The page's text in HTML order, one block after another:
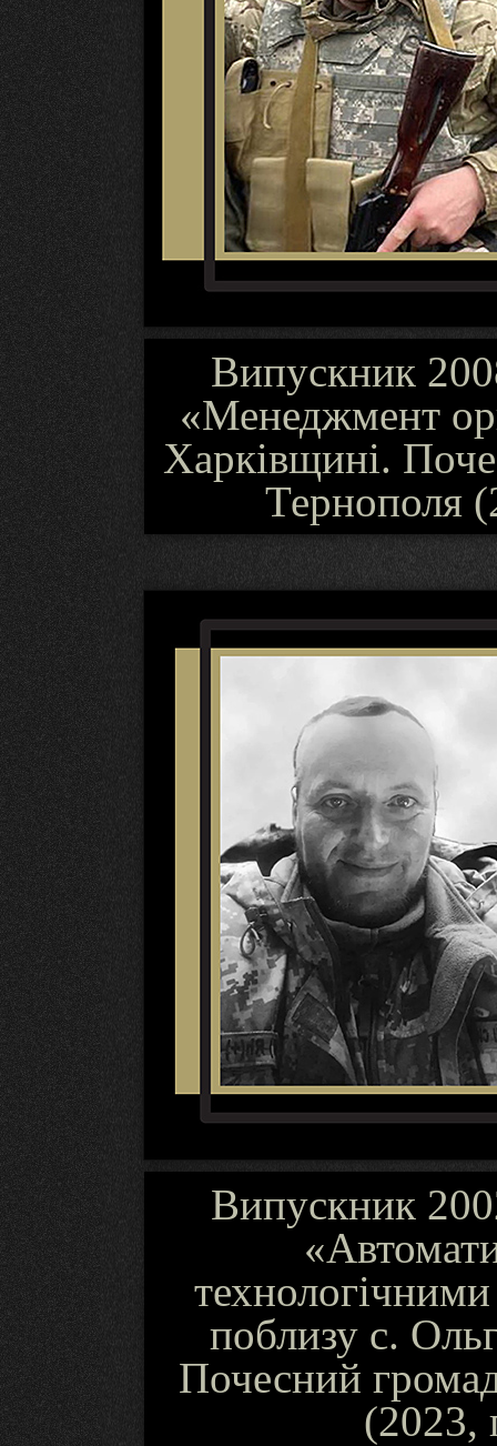
Випускник
«Менеджмент
Харківщині.
Тернополя
Випускник
поблизу с.
Почесний
(2023,